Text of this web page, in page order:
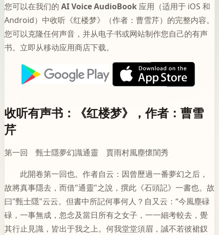
您可以在我们的 AI Voice AudioBook 应用（适用于 iOS 和
Android）中收听《红楼梦》（作者：曹雪芹）的完整内容。
您可以克隆任何声音，并从电子书或网站制作您自己的有声
书。立即从移动应用商店下载。
收听有声书：《红楼梦》，作者：曹雪
芹
第一回 甄士隱夢幻識通靈 賈雨村風塵懷閨秀
此開卷第一回也。作者自云：因曾歷過一番夢幻之后，
故將真事隱去，而借"通靈"之說，撰此《石頭記》一書也。故
曰"甄士隱"云云。但書中所記何事何人？自又云：“今風塵碌
碌，一事無成，忽念及當日所有之女子，一一細考較去，覺
其行止見識，皆出于我之上。何我堂堂須眉，誠不若彼裙釵